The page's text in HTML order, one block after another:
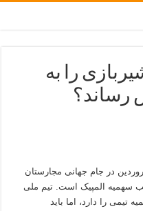
را به
رساند؟
در جام جهانی مجارستان
سهمیه المپیک است. تیم ملی
تیمی را دارد، اما باید